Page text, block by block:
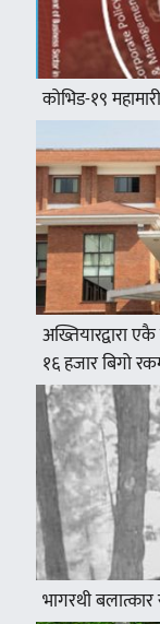
कोभिड-१९
अख्तियारद्वारा
१६ हजार बिगो
भागरथी